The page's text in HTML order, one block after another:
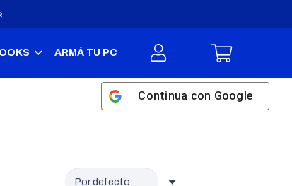
ARMÁ TU PC
Continua con Google